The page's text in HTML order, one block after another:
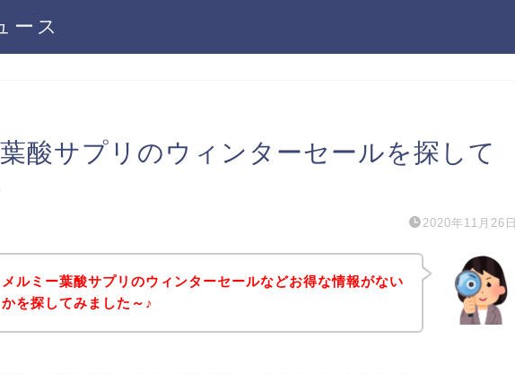
ース
酸サプリのウィンターセールを探して
2020年11月26日
メルミー葉酸サプリのウィンターセールなどお得な情報がない
かを探してみました～♪